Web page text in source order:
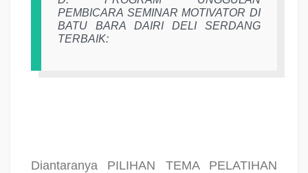
PEMBICARA SEMINAR MOTIVATOR DI
BATU BARA DAIRI DELI SERDANG
TERBAIK:
Diantaranya PILIHAN TEMA PELATIHAN